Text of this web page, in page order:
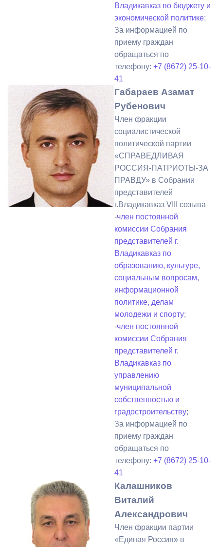
Владикавказ по бюджету и
экономической политике;
За информацией по
приему граждан
обращаться по
телефону: +7 (8672) 25-10-
41
Габараев Азамат
Рубенович
Член фракции
социалистической
политической партии
«СПРАВЕДЛИВАЯ
РОССИЯ-ПАТРИОТЫ-ЗА
ПРАВДУ» в Собрании
представителей
г.Владикавказ VIII созыва
-член постоянной
комиссии Собрания
представителей г.
Владикавказ по
образованию, культуре,
социальным вопросам,
информационной
политике, делам
молодежи и спорту;
-член постоянной
комиссии Собрания
представителей г.
Владикавказ по
управлению
муниципальной
собственностью и
градостроительству;
За информацией по
приему граждан
обращаться по
телефону: +7 (8672) 25-10-
41
Калашников
Виталий
Александрович
Член фракции партии
«Единая Россия» в